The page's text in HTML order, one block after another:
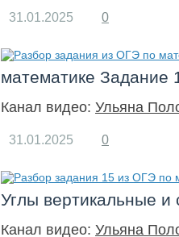
31.01.2025 0
математике Задание
Канал видео: Ульяна
31.01.2025 0
Углы вертикальные
Канал видео: Ульяна